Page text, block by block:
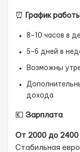
⏰ График
8–10 часов в
5–6 дней в
Возможны
дохода
💶 Зарплата
От 2000 до 2400
Стабильная